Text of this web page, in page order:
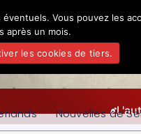
Nouvelles de
Vous pouvez les
après un mois.
les cookies de tiers.